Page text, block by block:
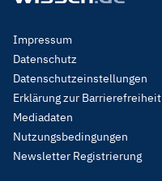
Footer
Menu
Legal
Impressum
Datenschutz
Datenschutzeinstellungen
Erklärung zur Barrierefreiheit
Mediadaten
Nutzungsbedingungen
Newsletter Registrierung